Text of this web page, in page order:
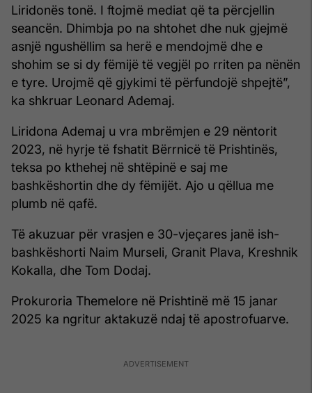
Liridonës tonë. I ftojmë mediat që ta përcjellin
seancën. Dhimbja po na shtohet dhe nuk gjejmë
asnjë ngushëllim sa herë e mendojmë dhe e
shohim se si dy fëmijë të vegjël po rriten pa nënën
e tyre. Urojmë që gjykimi të përfundojë shpejtë”,
ka shkruar Leonard Ademaj.
Liridona Ademaj u vra mbrëmjen e 29 nëntorit
2023, në hyrje të fshatit Bërrnicë të Prishtinës,
teksa po kthehej në shtëpinë e saj me
bashkëshortin dhe dy fëmijët. Ajo u qëllua me
plumb në qafë.
Të akuzuar për vrasjen e 30-vjeçares janë ish-
bashkëshorti Naim Murseli, Granit Plava, Kreshnik
Kokalla, dhe Tom Dodaj.
Prokuroria Themelore në Prishtinë më 15 janar
2025 ka ngritur aktakuzë ndaj të apostrofuarve.